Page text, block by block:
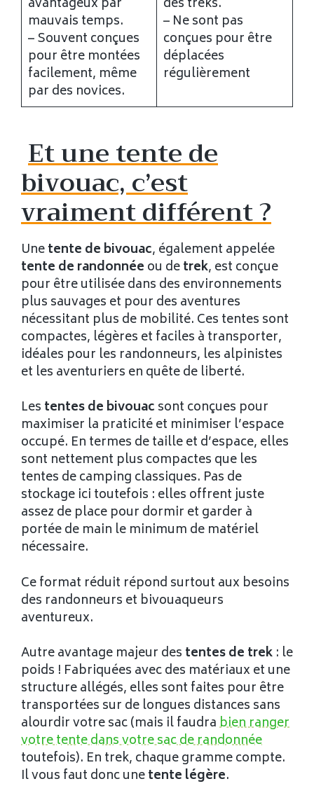
avantageux par
mauvais temps.
– Souvent conçues
pour être montées
facilement, même
par des novices.
des treks.
– Ne sont pas
conçues pour être
déplacées
régulièrement
Et une tente de
bivouac, c’est
vraiment différent ?
Unetente de bivouac, également appelée
tente de randonnée ou detrek, est conçue
pour être utilisée dans des environnements
plus sauvages et pour des aventures
nécessitant plus de mobilité. Ces tentes sont
compactes, légères et faciles à transporter,
idéales pour les randonneurs, les alpinistes
et les aventuriers en quête de liberté.
Les tentes de bivouac sont conçues pour
maximiser la praticité et minimiser l’espace
occupé. En termes de taille et d’espace, elles
sont nettement plus compactes que les
tentes de camping classiques. Pas de
stockage ici toutefois : elles offrent juste
assez de place pour dormir et garder à
portée de main le minimum de matériel
nécessaire.
Ce format réduit répond surtout aux besoins
des randonneurs et bivouaqueurs
aventureux.
Autre avantage majeur des tentes de trek : le
poids ! Fabriquées avec des matériaux et une
structure allégés, elles sont faites pour être
transportées sur de longues distances sans
alourdir votre sac (mais il faudrabien ranger
votre tente dans votre sac de randonnée
toutefois). En trek, chaque gramme compte.
Il vous faut donc unetente légère.